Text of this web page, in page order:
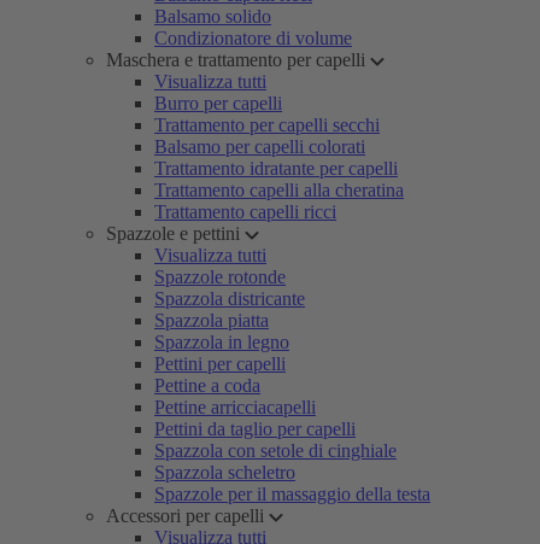
Balsamo solido
Condizionatore di volume
Maschera e trattamento per capelli
Visualizza tutti
Burro per capelli
Trattamento per capelli secchi
Balsamo per capelli colorati
Trattamento idratante per capelli
Trattamento capelli alla cheratina
Trattamento capelli ricci
Spazzole e pettini
Visualizza tutti
Spazzole rotonde
Spazzola districante
Spazzola piatta
Spazzola in legno
Pettini per capelli
Pettine a coda
Pettine arricciacapelli
Pettini da taglio per capelli
Spazzola con setole di cinghiale
Spazzola scheletro
Spazzole per il massaggio della testa
Accessori per capelli
Visualizza tutti